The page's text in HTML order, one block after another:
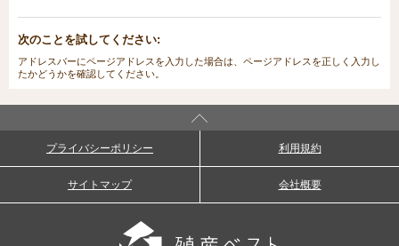
次のことを試してください:
アドレスバーにページアドレスを入力した場合は、ページアドレスを正しく入力し
たかどうかを確認してください。
プライバシーポリシー 利用規約
サイトマップ 会社概要